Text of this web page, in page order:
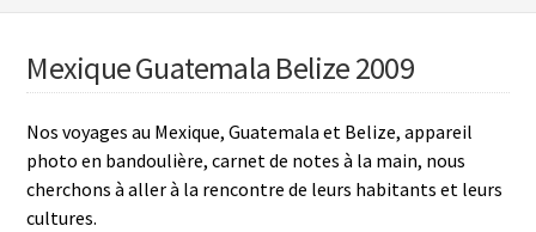
Mexique Guatemala Belize 2009
Nos voyages au Mexique, Guatemala et Belize, appareil
photo en bandoulière, carnet de notes à la main, nous
cherchons à aller à la rencontre de leurs habitants et leurs
cultures.